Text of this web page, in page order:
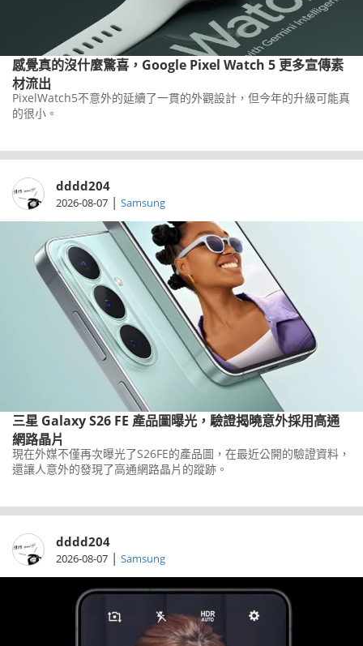
感覺真的沒什麼驚喜，Google Pixel Watch 5 更多宣傳素
材流出
PixelWatch5不意外的延續了一貫的外觀設計，但今年的升級可能真
的很小。
dddd204
2026-08-07 | Samsung
三星 Galaxy S26 FE 產品圖曝光，驗證揭曉意外採用高通
網路晶片
現在外媒不僅再次曝光了S26FE的產品圖，在最近公開的驗證資料，
還讓人意外的發現了高通網路晶片的蹤跡。
dddd204
2026-08-07 | Samsung